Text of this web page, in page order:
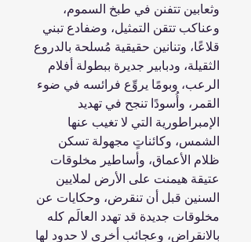
وثعابين تتفنن في طبخ السموم،
وعناكب تتقن التمثيل، وضفادع تبني
قلاعًا، وتنانين حقيقية مُسلحة بالدروع
الثقيلة، ودبابير جديرة ببطولة أفلام
الرعب، وبومًا يروِّع فرائسه في ضوء
القمر، وأُسودًا تنجح في تهديد
الإمبراطورية التي لا تغيب عنها
الشمس، وكائناتٍ مجهولة تسكن
ظلام الأعماق، وأساطير مخلوقات
عتيقة هيمنت على الأرض لملايين
السنين قبل أن تنقرض، وحكايات عن
مخلوقات جديدة قد تهدد العالَم كله
بالانقراض، وعجائب أخرى لا حدود لها